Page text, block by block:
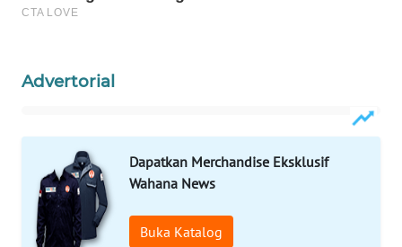
Advertorial
Dapatkan Merchandise Eksklusif
Wahana News
Buka Katalog
NET
SPORT
UMKM
WAHANA
SELEB